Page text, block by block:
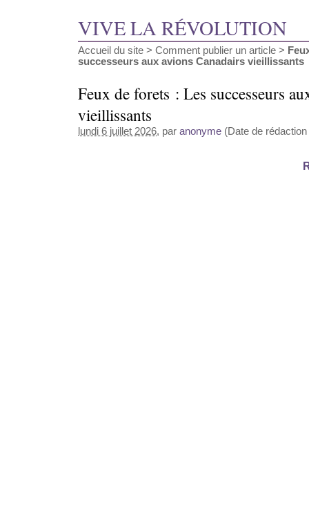
VIVE LA RÉVOLUTION
Accueil du site > Comment publier un article >
successeurs aux avions Canadairs vieillissants
Feux de forets : Les successeurs
vieillissants
lundi 6 juillet 2026, par anonyme (Date de